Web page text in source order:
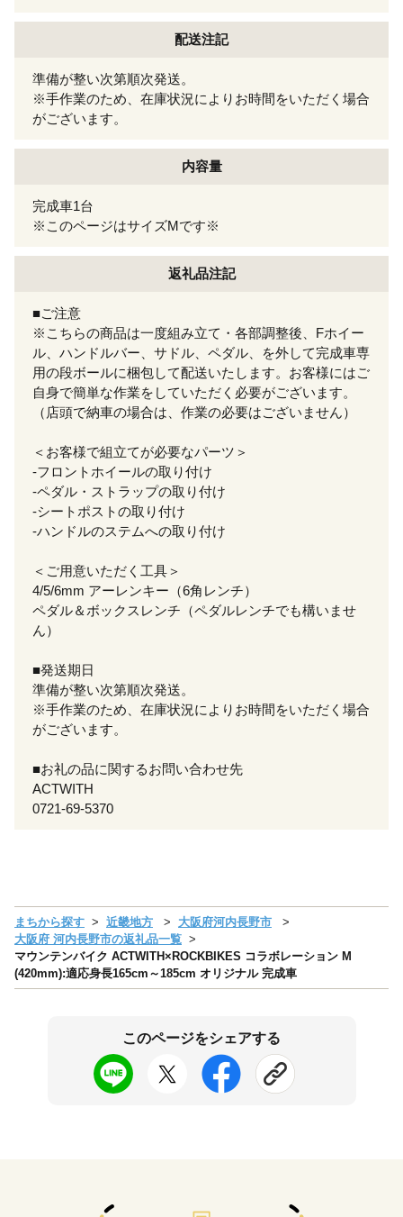
配送注記
準備が整い次第順次発送。
※手作業のため、在庫状況によりお時間をいただく場合
がございます。
内容量
完成車1台
※このページはサイズMです※
返礼品注記
■ご注意
※こちらの商品は一度組み立て・各部調整後、Fホイー
ル、ハンドルバー、サドル、ペダル、を外して完成車専
用の段ボールに梱包して配送いたします。お客様にはご
自身で簡単な作業をしていただく必要がございます。
（店頭で納車の場合は、作業の必要はございません）
＜お客様で組立てが必要なパーツ＞
-フロントホイールの取り付け
-ペダル・ストラップの取り付け
-シートポストの取り付け
-ハンドルのステムへの取り付け
＜ご用意いただく工具＞
4/5/6mm アーレンキー（6角レンチ）
ペダル＆ボックスレンチ（ペダルレンチでも構いませ
ん）
■発送期日
準備が整い次第順次発送。
※手作業のため、在庫状況によりお時間をいただく場合
がございます。
■お礼の品に関するお問い合わせ先
ACTWITH
0721-69-5370
まちから探す 近畿地方
大阪府河内長野市
大阪府 河内長野市の返礼品一覧
マウンテンバイク ACTWITH×ROCKBIKES コラボレーション M
(420mm):適応身長165cm～185cm オリジナル 完成車
このページをシェアする